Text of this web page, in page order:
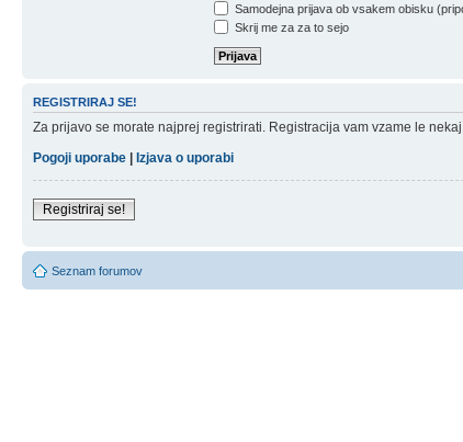
Samodejna prijava ob vsakem obisku
Skrij me za za to sejo
REGISTRIRAJ SE!
Za prijavo se morate najprej registrirati. Registracija vam vzame le
Pogoji uporabe
Izjava o uporabi
Registriraj se!
Seznam forumov